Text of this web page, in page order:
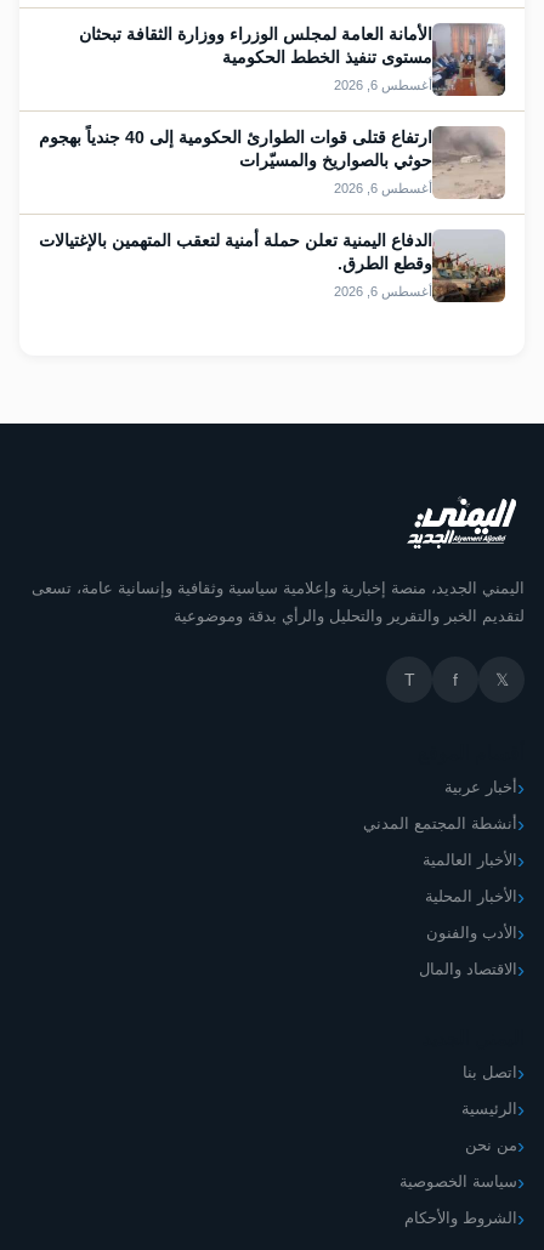
الأمانة العامة لمجلس الوزراء ووزارة الثقافة تبحثان
مستوى تنفيذ الخطط الحكومية
أغسطس 6, 2026
ارتفاع قتلى قوات الطوارئ الحكومية إلى 40 جندياً بهجوم
حوثي بالصواريخ والمسيّرات
أغسطس 6, 2026
الدفاع اليمنية تعلن حملة أمنية لتعقب المتهمين بالإغتيالات
وقطع الطرق.
أغسطس 6, 2026
اليمني الجديد، منصة إخبارية وإعلامية سياسية وثقافية وإنسانية عامة، تسعى
لتقديم الخبر والتقرير والتحليل والرأي بدقة وموضوعية
𝕏
f
T
أخبار عربية
أنشطة المجتمع المدني
الأخبار العالمية
الأخبار المحلية
الأدب والفنون
الاقتصاد والمال
اتصل بنا
الرئيسية
من نحن
سياسة الخصوصية
الشروط والأحكام